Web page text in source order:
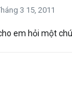
3 15, 2011
em hỏi một